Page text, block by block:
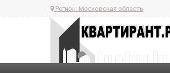
Регион: Московская область